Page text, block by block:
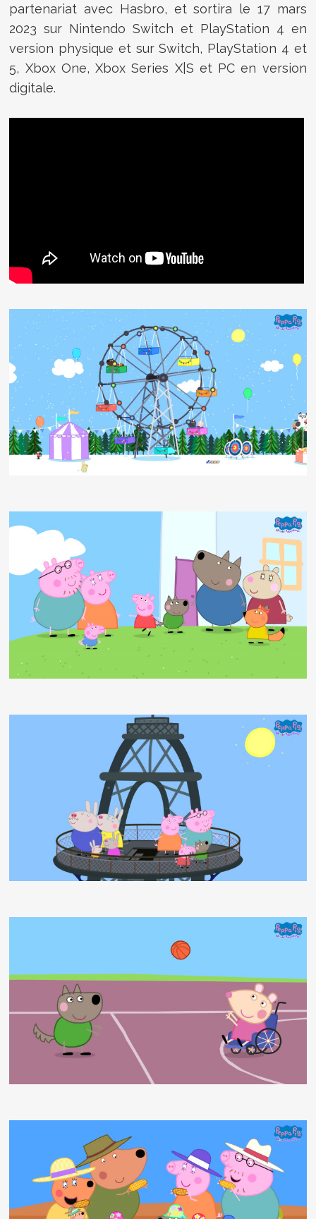
partenariat avec Hasbro, et sortira le 17 mars
2023 sur Nintendo Switch et PlayStation 4 en
version physique et sur Switch, PlayStation 4 et
5, Xbox One, Xbox Series X|S et PC en version
digitale.